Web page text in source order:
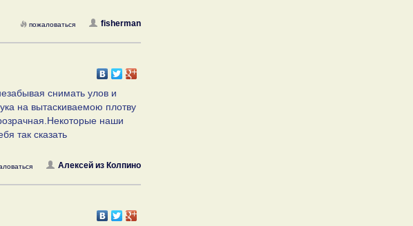
fisherman
пожаловаться
снимать улов и
на вытаскиваемою плотву
наши
так сказать
Алексей из Колпино